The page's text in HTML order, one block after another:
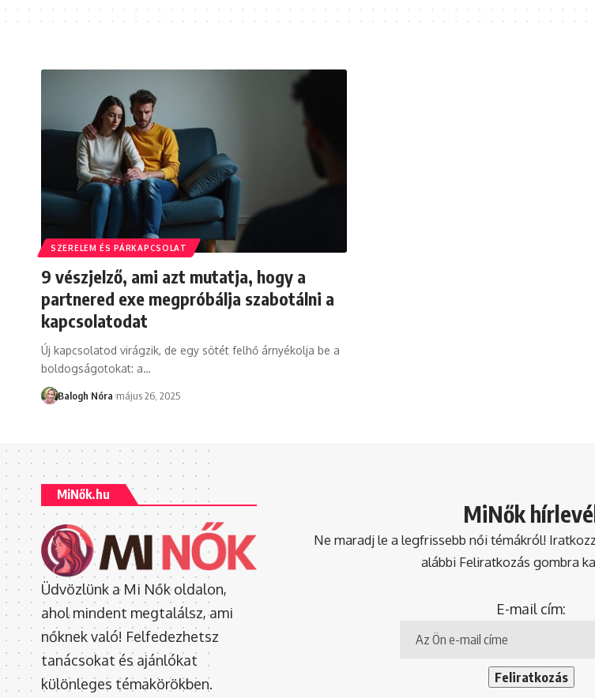
SZERELEM ÉS PÁRKAPCSOLAT
9 vészjelző, ami azt mutatja, hogy a
partnered exe megpróbálja szabotálni a
kapcsolatodat
Új kapcsolatod virágzik, de egy sötét felhő árnyékolja be a
boldogságotokat: a…
Balogh Nóra május 26, 2025
MiNők.hu
Üdvözlünk a Mi Nők oldalon,
ahol mindent megtalálsz, ami
nőknek való! Felfedezhetsz
tanácsokat és ajánlókat
különleges témakörökben.
MiNők
Ne maradj le a legfrissebb női témákról!
alábbi Feliratkozás gombra
E-mail cím: